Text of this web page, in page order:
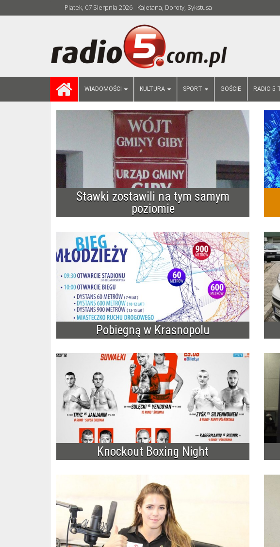
Piątek, 07 Sierpnia 2026 - Kajetana, Doroty, Sykstusa
WIADOMOŚCI KULTURA SPORT GOŚCIE RADIO 5
Stawki zostawili na tym samym
poziomie
Pobiegną w Krasnopolu
Knockout Boxing Night